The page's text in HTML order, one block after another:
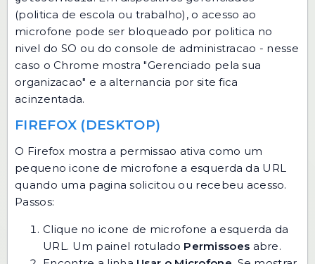
(politica de escola ou trabalho), o acesso ao
microfone pode ser bloqueado por politica no
nivel do SO ou do console de administracao - nesse
caso o Chrome mostra "Gerenciado pela sua
organizacao" e a alternancia por site fica
acinzentada.
FIREFOX (DESKTOP)
O Firefox mostra a permissao ativa como um
pequeno icone de microfone a esquerda da URL
quando uma pagina solicitou ou recebeu acesso.
Passos:
Clique no icone de microfone a esquerda da
URL. Um painel rotulado Permissoes abre.